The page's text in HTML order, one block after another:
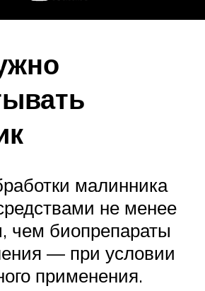
малинника
не менее
чем биопрепараты
— при условии
применения.